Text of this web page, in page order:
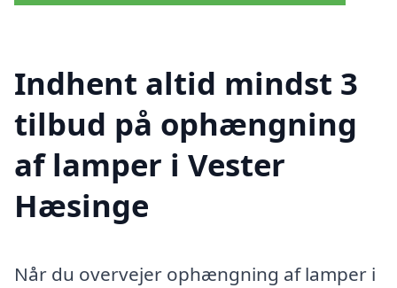
Indhent altid mindst 3
tilbud på ophængning
af lamper i Vester
Hæsinge
Når du overvejer ophængning af lamper i